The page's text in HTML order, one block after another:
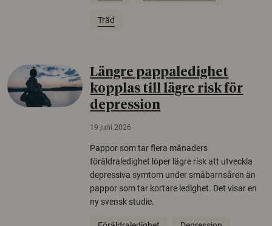
Träd
Längre pappaledighet
kopplas till lägre risk för
depression
19 juni 2026
Pappor som tar flera månaders
föräldraledighet löper lägre risk att utveckla
depressiva symtom under småbarnsåren än
pappor som tar kortare ledighet. Det visar en
ny svensk studie.